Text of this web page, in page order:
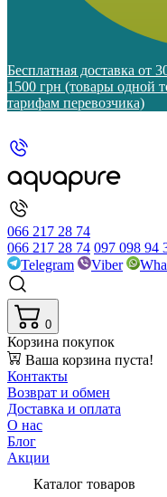
Бесплатная доставка от
1500 грн (товары одной
тарифам перевозчика)
066 217 28 74
066 217 28 74 097 098 94
Telegram
Viber
0
Корзина покупок
Ваша корзина пуста!
Контакты
Возврат и обмен
Доставка и оплата
О нас
Блог
Акции
Каталог товаров